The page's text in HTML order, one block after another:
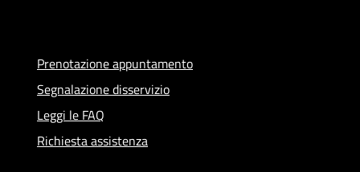
Prenotazione appuntamento
Segnalazione disservizio
Leggi le FAQ
Richiesta assistenza